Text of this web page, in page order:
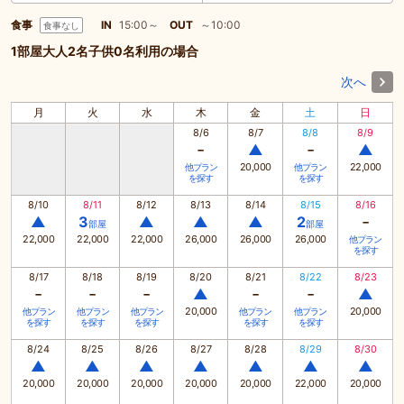
食事 食事なし IN 15:00～ OUT ～10:00
1部屋大人2名子供0名利用の場合
次へ
月 火 水 木 金 土 日
8/6
-
他プラン
を探す
8/7
▲
20,000
8/8
-
他プラン
を探す
8/9
▲
22,000
8/10
▲
22,000
8/11
3部屋
22,000
8/12
▲
22,000
8/13
▲
26,000
8/14
▲
26,000
8/15
2部屋
26,000
8/16
-
他プラン
を探す
8/17
-
他プラン
を探す
8/18
-
他プラン
を探す
8/19
-
他プラン
を探す
8/20
▲
20,000
8/21
-
他プラン
を探す
8/22
-
他プラン
を探す
8/23
▲
20,000
8/24
▲
20,000
8/25
▲
20,000
8/26
▲
20,000
8/27
▲
20,000
8/28
▲
20,000
8/29
▲
22,000
8/30
▲
20,000